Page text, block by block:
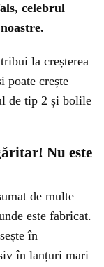
celebrul
la creșterea
poate crește
de tip 2 și bolile
Nu este
de multe
este fabricat.
în
în lanțuri mari